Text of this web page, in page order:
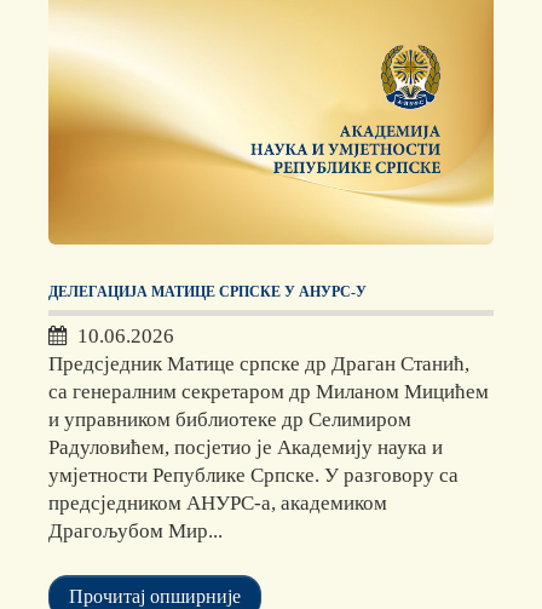
ДЕЛЕГАЦИЈА МАТИЦЕ СРПСКЕ У АНУРС-У
10.06.2026
Предсједник Матице српске др Драган Станић,
са генералним секретаром др Миланом Мицићем
и управником библиотеке др Селимиром
Радуловићем, посјетио је Академију наука и
умјетности Републике Српске. У разговору са
предсједником АНУРС-а, академиком
Драгољубом Мир...
Прочитај опширније